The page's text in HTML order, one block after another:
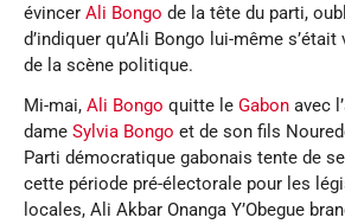
évincer Ali Bongo de la tête du parti,
d’indiquer qu’Ali Bongo lui-même
de la scène politique.
Mi-mai, Ali Bongo quitte le Gabon avec
dame Sylvia Bongo et de son fils
Parti démocratique gabonais tente de
cette période pré-électorale pour les
locales, Ali Akbar Onanga Y’Obegue